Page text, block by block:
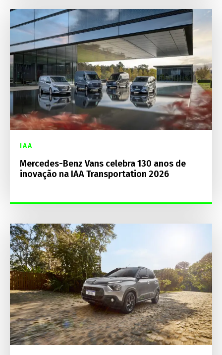
IAA
Mercedes-Benz Vans celebra 130 anos de
inovação na IAA Transportation 2026